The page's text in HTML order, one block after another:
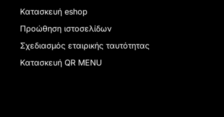
Κατασκευή eshop
Προώθηση ιστοσελίδων
Σχεδιασμός εταιρικής ταυτότητας
Κατασκευή QR MENU